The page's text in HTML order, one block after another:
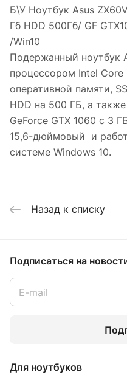
Б\У Ноутбук Asus
Гб HDD 500Гб/ GF
/Win10
Подержанный ноутбук
процессором Intel Core
оперативной памяти,
HDD на 500 ГБ, а
GeForce GTX 1060 с 3
15,6-дюймовый и
системе Windows 10.
Назад к списку
Подписаться на
Для ноутбуков